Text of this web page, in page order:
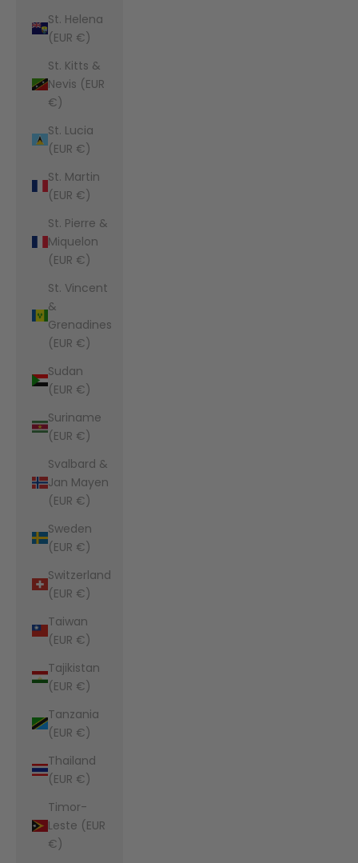
St. Helena
(EUR €)
St. Kitts &
Nevis (EUR
€)
St. Lucia
(EUR €)
St. Martin
(EUR €)
St. Pierre &
Miquelon
(EUR €)
St. Vincent
&
Grenadines
(EUR €)
Sudan
(EUR €)
Suriname
(EUR €)
Svalbard &
Jan Mayen
(EUR €)
Sweden
(EUR €)
Switzerland
(EUR €)
Taiwan
(EUR €)
Tajikistan
(EUR €)
Tanzania
(EUR €)
Thailand
(EUR €)
Timor-
Leste (EUR
€)